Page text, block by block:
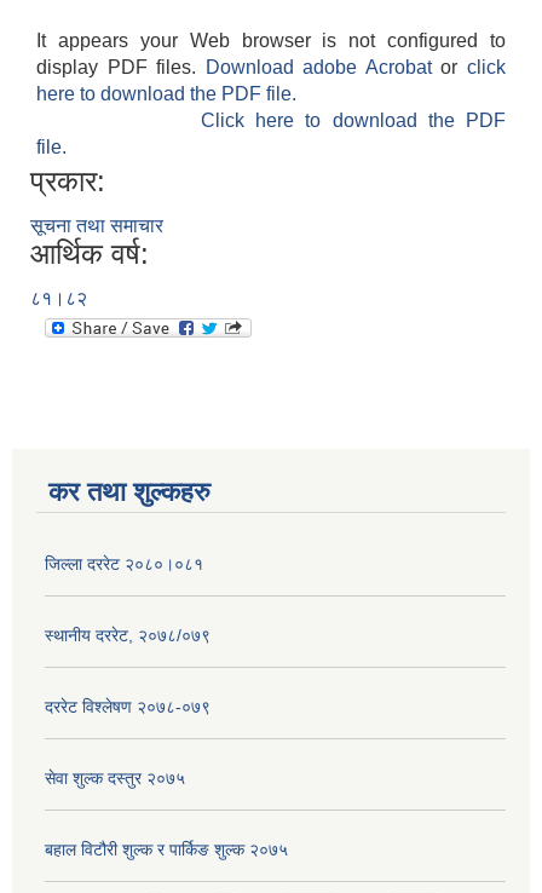
It appears your Web browser is not configured to
display PDF files.
Download adobe Acrobatorclick
here to download the PDF file.
Click here to download the PDF
file.
प्रकार:
सूचना तथा समाचार
आर्थिक वर्ष:
८१।८२
कर तथा शुल्कहरु
जिल्ला दररेट २०८०।०८१
स्थानीय दररेट, २०७८/०७९
दररेट विश्लेषण २०७८-०७९
सेवा शुल्क दस्तुर २०७५
बहाल विटौरी शुल्क र पार्किङ शुल्क २०७५